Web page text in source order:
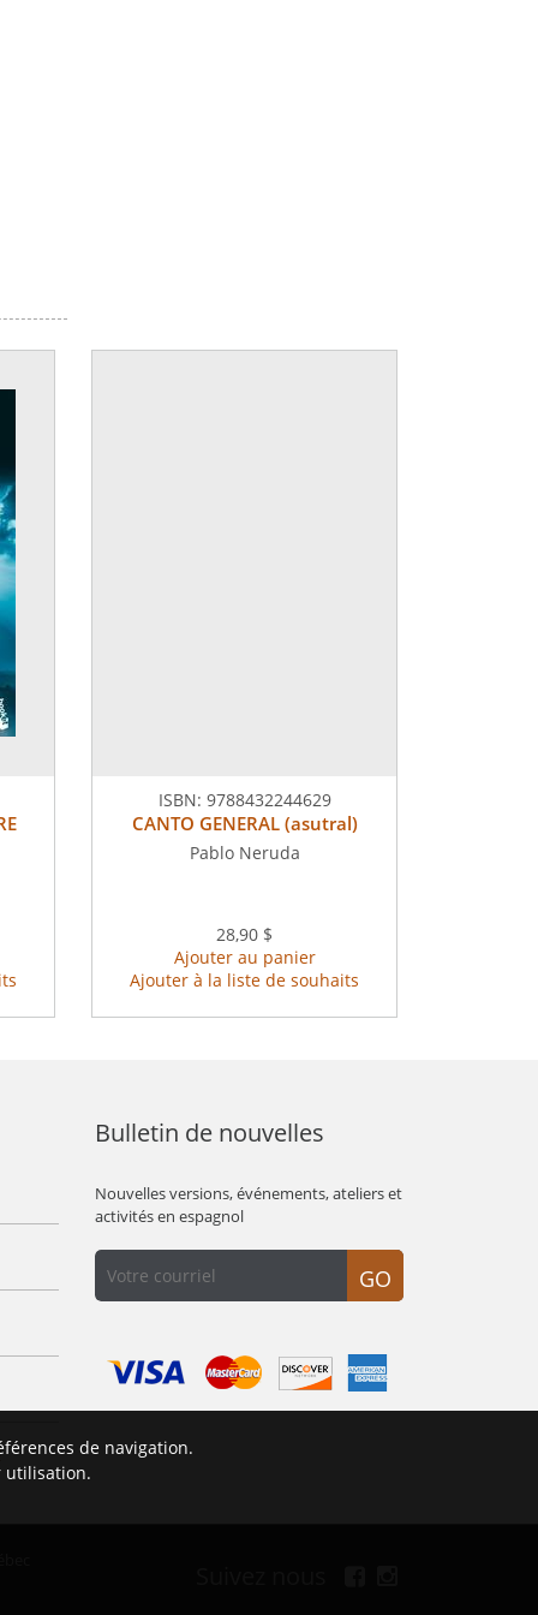
ISBN: 9788432244629
CANTO GENERAL (asutral)
Pablo Neruda
28,90 $
Ajouter au panier
Ajouter à la liste de souhaits
Bulletin de nouvelles
Nouvelles versions, événements, ateliers et
activités en espagnol
GO
de navigation.
utilisation.